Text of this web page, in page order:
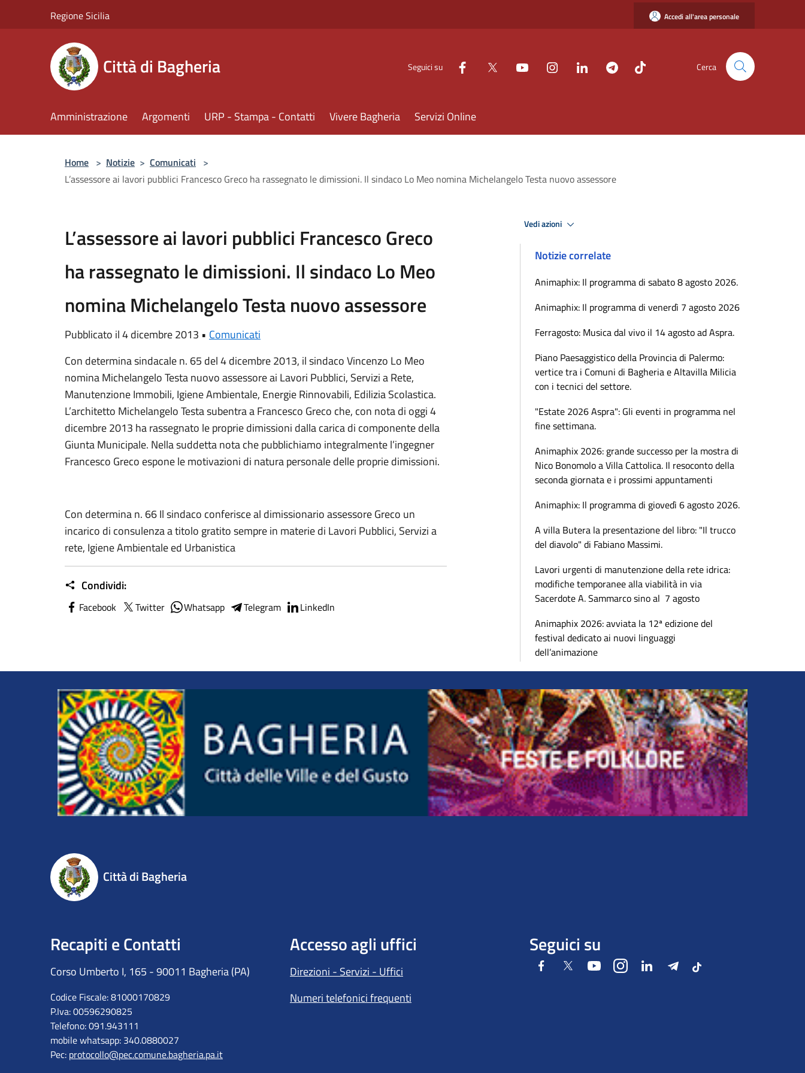
Regione Sicilia Accedi all'area personale
Città di Bagheria Seguici su Cerca
Amministrazione Argomenti URP - Stampa - Contatti Vivere Bagheria Servizi Online
Home > Notizie > Comunicati >
L’assessore ai lavori pubblici Francesco Greco ha rassegnato le dimissioni. Il sindaco Lo Meo nomina Michelangelo Testa nuovo assessore
L’assessore ai lavori pubblici Francesco Greco
ha rassegnato le dimissioni. Il sindaco Lo Meo
nomina Michelangelo Testa nuovo assessore
Pubblicato il 4 dicembre 2013 • Comunicati
Con determina sindacale n. 65 del 4 dicembre 2013, il sindaco Vincenzo Lo Meo
nomina Michelangelo Testa nuovo assessore ai Lavori Pubblici, Servizi a Rete,
Manutenzione Immobili, Igiene Ambientale, Energie Rinnovabili, Edilizia Scolastica.
L’architetto Michelangelo Testa subentra a Francesco Greco che, con nota di oggi 4
dicembre 2013 ha rassegnato le proprie dimissioni dalla carica di componente della
Giunta Municipale. Nella suddetta nota che pubblichiamo integralmente l’ingegner
Francesco Greco espone le motivazioni di natura personale delle proprie dimissioni.
Con determina n. 66 Il sindaco conferisce al dimissionario assessore Greco un
incarico di consulenza a titolo gratito sempre in materie di Lavori Pubblici, Servizi a
rete, Igiene Ambientale ed Urbanistica
Condividi:
Facebook Twitter Whatsapp Telegram LinkedIn
Vedi azioni
Notizie correlate
Animaphix: Il programma di sabato 8 agosto 2026.
Animaphix: Il programma di venerdì 7 agosto 2026
Ferragosto: Musica dal vivo il 14 agosto ad Aspra.
Piano Paesaggistico della Provincia di Palermo:
vertice tra i Comuni di Bagheria e Altavilla Milicia
con i tecnici del settore.
"Estate 2026 Aspra": Gli eventi in programma nel
fine settimana.
Animaphix 2026: grande successo per la mostra di
Nico Bonomolo a Villa Cattolica. Il resoconto della
seconda giornata e i prossimi appuntamenti
Animaphix: Il programma di giovedì 6 agosto 2026.
A villa Butera la presentazione del libro: "Il trucco
del diavolo" di Fabiano Massimi.
Lavori urgenti di manutenzione della rete idrica:
modifiche temporanee alla viabilità in via
Sacerdote A. Sammarco sino al 7 agosto
Animaphix 2026: avviata la 12ª edizione del
festival dedicato ai nuovi linguaggi
dell’animazione
Città di Bagheria
Recapiti e Contatti
Corso Umberto I, 165 - 90011 Bagheria (PA)
Codice Fiscale: 81000170829
P.Iva: 00596290825
Telefono: 091.943111
mobile whatsapp: 340.0880027
Pec: protocollo@pec.comune.bagheria.pa.it
Accesso agli uffici
Direzioni - Servizi - Uffici
Numeri telefonici frequenti
Seguici su
FacebookTwitter YoutubeInstagramLinkedIn Telegram
Tiktok